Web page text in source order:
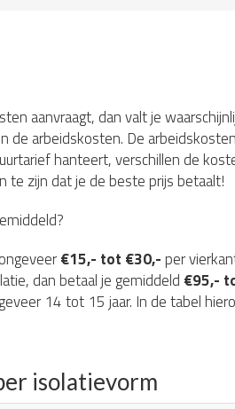
aanvraagt, dan valt je
de arbeidskosten. De
hanteert, verschillen de
te zijn dat je de beste prijs betaalt!
€15,- tot €30,- per
dan betaal je gemiddeld €95,-
14 tot 15 jaar. In de tabel
isolatievorm